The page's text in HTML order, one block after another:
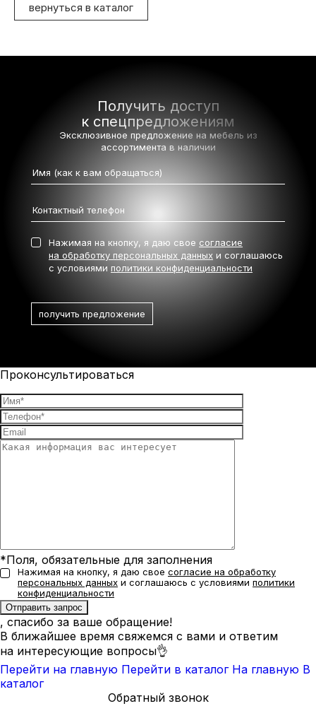
вернуться в каталог
Получить доступ
к спецпредложениям
Эксклюзивное предложение на мебель из
ассортимента в наличии
Нажимая на кнопку, я даю свое согласие
на обработку персональных данных и соглашаюсь
с условиями политики конфиденциальности
Проконсультироваться
*Поля, обязательные для заполнения
Нажимая на кнопку, я даю свое согласие на обработку
персональных данных и соглашаюсь с условиями политики
конфиденциальности
, спасибо за ваше обращение!
В ближайшее время свяжемся с вами и ответим
на интересующие вопросы👌
Перейти на главную Перейти в каталог На главную В
каталог
Обратный звонок